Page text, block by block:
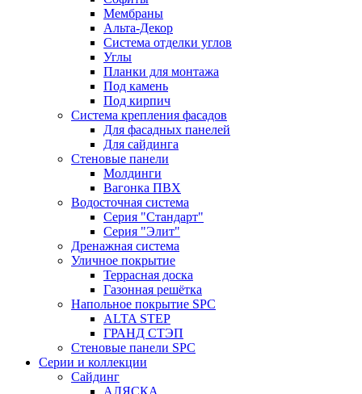
Мембраны
Альта-Декор
Система отделки углов
Углы
Планки для монтажа
Под камень
Под кирпич
Система крепления фасадов
Для фасадных панелей
Для сайдинга
Стеновые панели
Молдинги
Вагонка ПВХ
Водосточная система
Серия "Стандарт"
Серия "Элит"
Дренажная система
Уличное покрытие
Террасная доска
Газонная решётка
Напольное покрытие SPC
ALTA STEP
ГРАНД СТЭП
Стеновые панели SPC
Серии и коллекции
Сайдинг
АЛЯСКА